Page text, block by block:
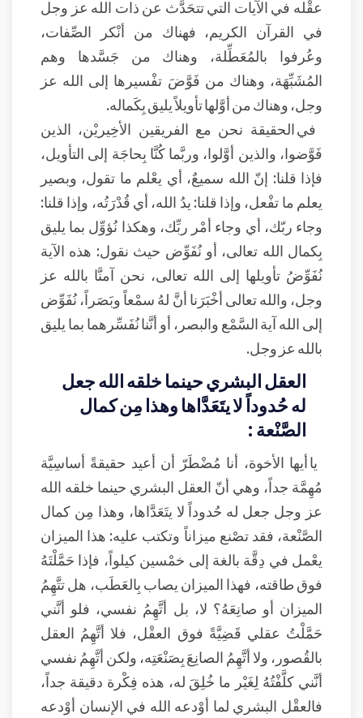
عقْله في الآيات التي تتحَدَّث عن ذات الله عز وجل
في القرآن الكريم، فهناك من أنْكر الصِّفات،
وعُرفوا بالمُعَطِّلة، وهناك من جَسَّدها وهم
المُشَبِّهَة، وهناك من فَوَّضَ تفْسيرها إلى الله عز
وجل، وهناك من أوَّلها تأويلاً يليق بِكَماله.
في الحقيقة نحن مع الفريقين الأخِيريْن، الذين
فَوَّضوا، والذين أوَّلوا، وربَّما كُنَّا بِحاجَة إلى التأويل،
فإذا قلنا: إنّ الله سميعٌ، أي يعْلم ما تقول، وبصير
يعلم ما تفْعل، وإذا قلنا: يدُ الله، أي قُدْرَتُه، وإذا قلنا:
وجاء ربّك، أي وجاء أمْر ربِّك، وهكذا نُؤوِّل بما يليق
بِكمال الله تعالى، أو نُفَوِّض حيث نقول: هذه الآية
نُفَوِّضُ تأويلها إلى الله تعالى، نحن آمنَّا بالله عز
وجل، والله تعالى أخْبَرَنا أنَّ لهُ سمْعاً وبَصَراً، نُفَوِّض
إلى الله آية السَّمْع والبصر، أو أنَّنا نُفَسِّرهما بما يليق
بالله عز وجل.
العقل البشري حينما خلقه الله جعل
له حُدوداً لا يتَعَدَّاها وهذا مِن كمال
الصَّنْعة :
يا أيها الأخوة، أنا مُضْطَرّ أن أعيد حقيقةً أساسِيَّة
مُهِمَّة جداً، وهي أنّ العقل البشري حينما خلقه الله
عز وجل جعل له حُدوداً لا يتَعَدَّاها، وهذا مِن كمال
الصَّنْعة، فقد تصْنع ميزاناً وتكتب عليه: هذا الميزان
يعْمل في دِقَّة بالغة إلى خمْسين كيلواً، فإذا حَمَّلْتَهُ
فوق طاقته، فهذا الميزان يصاب بِالعَطَب، هل تتَّهِمُ
الميزان أو صانِعَهُ؟ لا، بل أتَّهِمُ نفسي، فلو أنَّني
حَمَّلْتُ عقلي قَضِيَّةً فوق العقْل، فلا أتَّهِمُ العقل
بالقُصور، ولا أتَّهِمُ الصانِعَ بِصَنْعَتِه، ولكن أتَّهِمُ نفسي
أنَّني كلَّفْتُهُ لِغَيْر ما خُلِقَ له، هذه فِكْرة دقيقة جداً،
فالعقْل البشري لما أوْدعه الله في الإنسان أوْدعه